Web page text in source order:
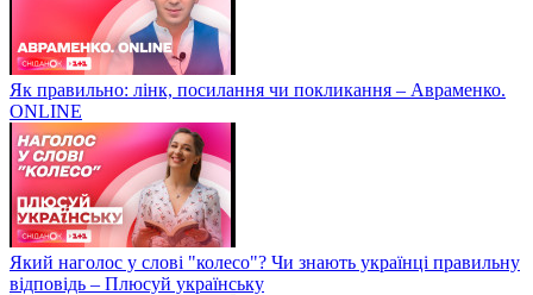
Як правильно: лінк, посилання чи покликання – Авраменко.
ONLINE
Який наголос у слові "колесо"? Чи знають українці правильну
відповідь – Плюсуй українську